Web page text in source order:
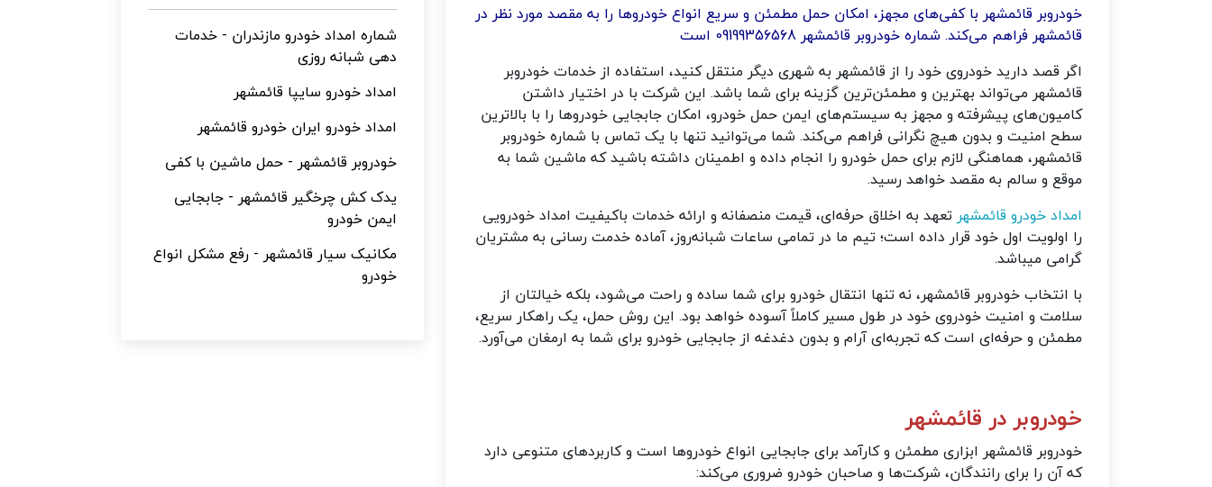
خودروبر قائمشهر با کفی‌های مجهز، امکان حمل مطمئن و سریع انواع خودروها را به مقصد مورد نظر در
قائمشهر فراهم می‌کند. شماره خودروبر قائمشهر 09199356568 است
اگر قصد دارید خودروی خود را از قائمشهر به شهری دیگر منتقل کنید، استفاده از خدمات خودروبر
قائمشهر می‌تواند بهترین و مطمئن‌ترین گزینه برای شما باشد. این شرکت با در اختیار داشتن
کامیون‌های پیشرفته و مجهز به سیستم‌های ایمن حمل خودرو، امکان جابجایی خودروها را با بالاترین
سطح امنیت و بدون هیچ نگرانی فراهم می‌کند. شما می‌توانید تنها با یک تماس با شماره خودروبر
قائمشهر، هماهنگی لازم برای حمل خودرو را انجام داده و اطمینان داشته باشید که ماشین شما به
موقع و سالم به مقصد خواهد رسید.
امداد خودرو قائمشهرتعهد به اخلاق حرفه‌ای، قیمت منصفانه و ارائه خدمات باکیفیت امداد خودرویی
را اولویت اول خود قرار داده است؛ تیم ما در تمامی ساعات شبانه‌روز، آماده خدمت رسانی به مشتریان
گرامی میباشد.
با انتخاب خودروبر قائمشهر، نه تنها انتقال خودرو برای شما ساده و راحت می‌شود، بلکه خیالتان از
سلامت و امنیت خودروی خود در طول مسیر کاملاً آسوده خواهد بود. این روش حمل، یک راهکار سریع،
مطمئن و حرفه‌ای است که تجربه‌ای آرام و بدون دغدغه از جابجایی خودرو برای شما به ارمغان می‌آورد.
خودروبر در قائمشهر
خودروبر قائمشهر ابزاری مطمئن و کارآمد برای جابجایی انواع خودروها است و کاربردهای متنوعی دارد
که آن را برای رانندگان، شرکت‌ها و صاحبان خودرو ضروری می‌کند:
شماره امداد خودرو مازندران - خدمات
دهی شبانه روزی
امداد خودرو سایپا قائمشهر
امداد خودرو ایران خودرو قائمشهر
خودروبر قائمشهر - حمل ماشین با کفی
یدک کش چرخگیر قائمشهر - جابجایی
ایمن خودرو
مکانیک سیار قائمشهر - رفع مشکل انواع
خودرو